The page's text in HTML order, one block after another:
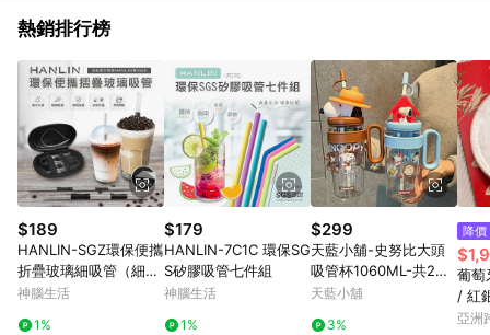
熱銷排行榜
$189
HANLIN-SGZ環保便攜
折疊玻璃細吸管（細
管）
神腦生活
1%
$179
HANLIN-7C1C 環保SG
S矽膠吸管七件組
神腦生活
1%
$299
天藍小舖-史努比大頭
吸管杯1060ML-共2
色-$299【A1111544
天藍小舖
3%
降價
葡
/ 紅
叉四
亞洲